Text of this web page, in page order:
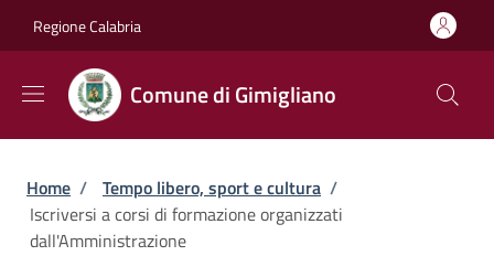
Regione Calabria
Comune di Gimigliano
Briciole di pane
Home / Tempo libero, sport e cultura /
Iscriversi a corsi di formazione organizzati
dall'Amministrazione